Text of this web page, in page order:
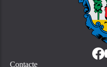
Contacte